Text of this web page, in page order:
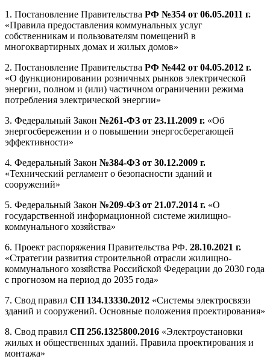
1. Постановление Правительства РФ №354 от 06.05.2011 г.
«Правила предоставления коммунальных услуг
собственникам и пользователям помещений в
многоквартирных домах и жилых домов»
2. Постановление Правительства РФ №442 от 04.05.2012 г.
«О функционировании розничных рынков электрической
энергии, полном и (или) частичном ограничении режима
потребления электрической энергии»
3. Федеральный Закон №261-ФЗ от 23.11.2009 г. «Об
энергосбережении и о повышении энергосберегающей
эффективности»
4. Федеральный Закон №384-ФЗ от 30.12.2009 г.
«Технический регламент о безопасности зданий и
сооружений»
5. Федеральный Закон №209-ФЗ от 21.07.2014 г. «О
государственной информационной системе жилищно-
коммунального хозяйства»
6. Проект распоряжения Правительства РФ. 28.10.2021 г.
«Стратегии развития строительной отрасли жилищно-
коммунального хозяйства Российской Федерации до 2030 года
с прогнозом на период до 2035 года»
7. Свод правил СП 134.13330.2012 «Системы электросвязи
зданий и сооружений. Основные положения проектирования»
8. Свод правил СП 256.1325800.2016 «Электроустановки
жилых и общественных зданий. Правила проектирования и
монтажа»